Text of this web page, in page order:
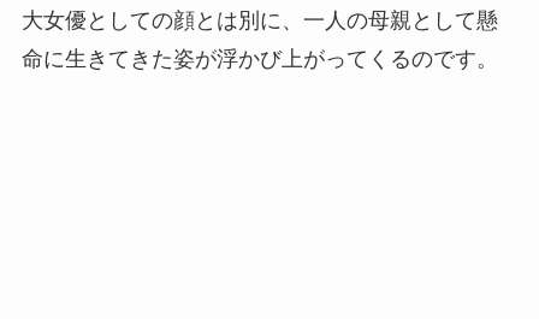
大女優としての顔とは別に、一人の母親として懸
命に生きてきた姿が浮かび上がってくるのです。